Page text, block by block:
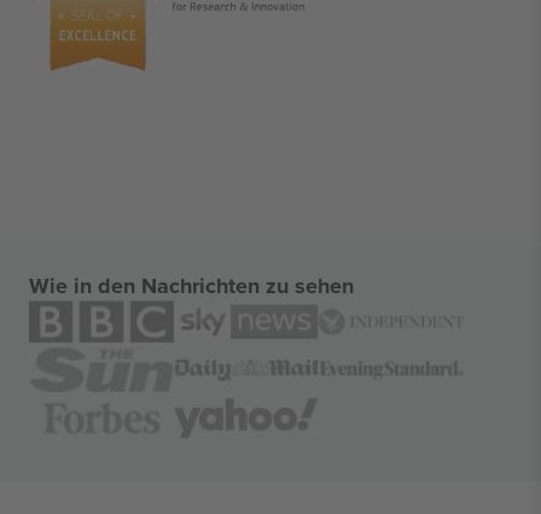
Wie in den Nachrichten zu sehen